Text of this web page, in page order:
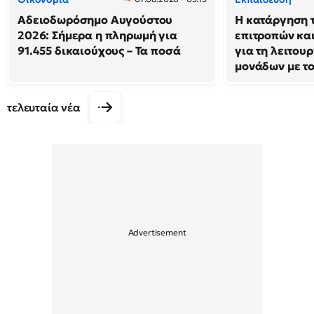
Αδειοδωρόσημο Αυγούστου
2026: Σήμερα η πληρωμή για
91.455 δικαιούχους – Τα ποσά
Η κατάργηση
επιτροπών
για τη
μονάδων με
τελευταία νέα